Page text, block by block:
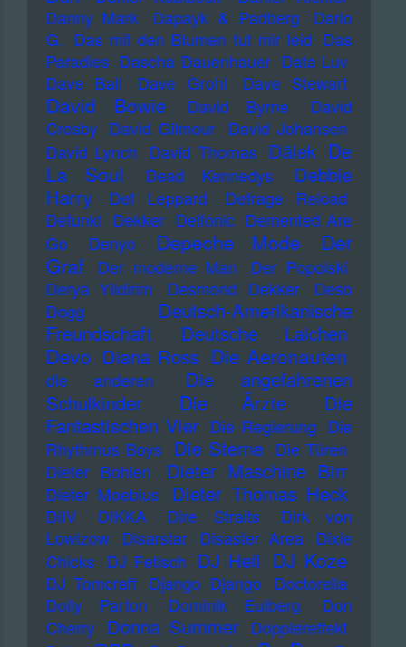
Danny Mark
Dapayk & Padberg
Dario
G. Das mit den Blumen tut mir leid Das
Paradies Dascha Dauenhauer Data Luv
Dave Ball
Dave Grohl Dave Stewart
David Bowie David Byrne
David
Crosby David Gilmour David Johansen
David Lynch David Thomas Dälek De
La Soul
Dead Kennedys
Debbie
Harry
Def Leppard
Defrage Reload
Defunkt Dekker Delfonic Demented Are
Go
Denyo Depeche Mode
Der
Graf
Der moderne Man
Der Popolski
Derya Yildirim
Desmond Dekker
Deso
Dogg
Deutsch-Amerikanische
Freundschaft
Deutsche Laichen
Devo Diana Ross Die Aeronauten
die anderen
Die angefahrenen
Schulkinder
Die Ärzte
Die
Fantastischen Vier Die Regierung Die
Rhythmus Boys Die Sterne Die Türen
Dieter Bohlen
Dieter Maschine Birr
Dieter Moebius Dieter Thomas Heck
DiIV DIKKA Dire Straits
Dirk von
Lowtzow
Disarstar Disaster Area
Dixie
Chicks DJ Fetisch DJ Hell DJ Koze
DJ Tomcraft Django Django
Doctorella
Dolly Parton
Dominik Eulberg
Don
Cherry Donna Summer Dopplereffekt